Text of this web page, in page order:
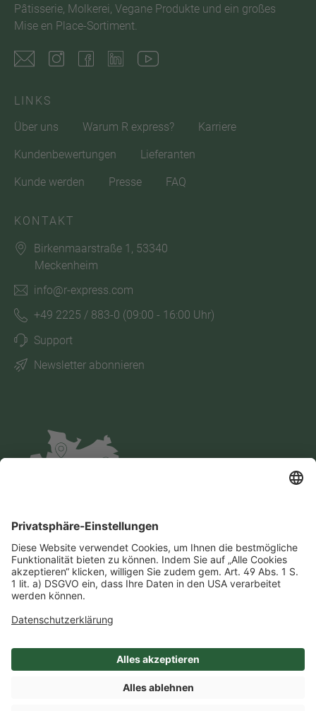
Pâtisserie, Molkerei, Vegane Produkte und ein großes
Mise en Place-Sortiment.
LINKS
Über uns
Warum R express? Karriere
Kundenbewertungen Lieferanten
Kunde werden Presse FAQ
KONTAKT
Birkenmaarstraße 1, 53340
Meckenheim
info@r-express.com
+49 2225 / 883-0 (09:00 - 16:00 Uhr)
Support
Newsletter abonnieren
Impressum Datenschutz
AGB
Cookie-Einstellungen
Compliance